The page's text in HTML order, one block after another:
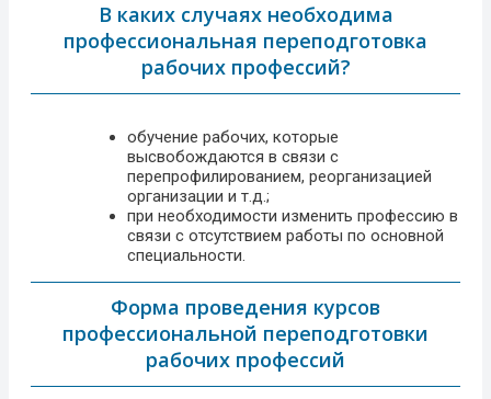
В каких случаях необходима
профессиональная переподготовка
рабочих профессий?
обучение рабочих, которые
высвобождаются в связи с
перепрофилированием, реорганизацией
организации и т.д.;
при необходимости изменить профессию в
связи с отсутствием работы по основной
специальности.
Форма проведения курсов
профессиональной переподготовки
рабочих профессий